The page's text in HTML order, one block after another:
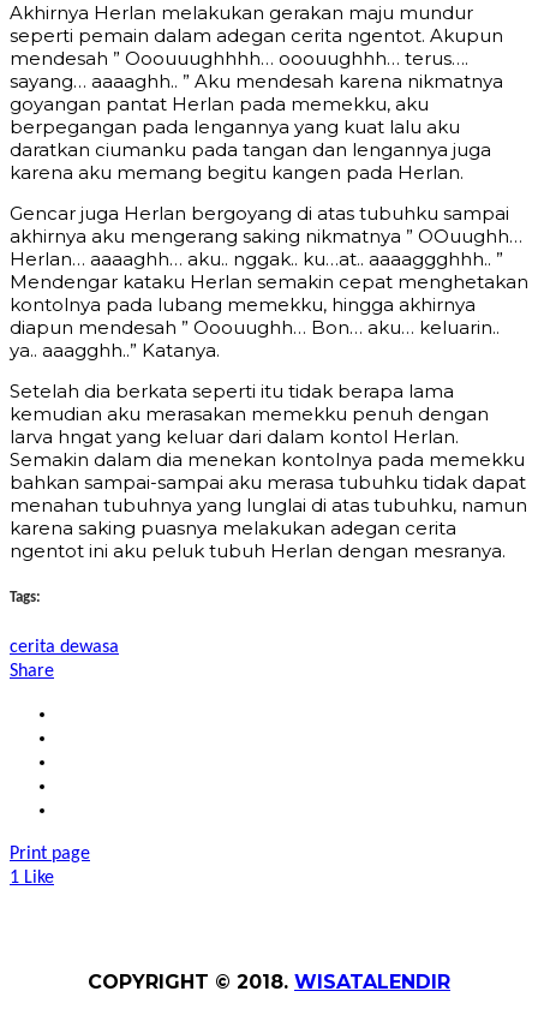
Akhirnya Herlan melakukan gerakan maju mundur
seperti pemain dalam adegan cerita ngentot. Akupun
mendesah ” Ooouuughhhh… ooouughhh… terus….
sayang… aaaaghh.. ” Aku mendesah karena nikmatnya
goyangan pantat Herlan pada memekku, aku
berpegangan pada lengannya yang kuat lalu aku
daratkan ciumanku pada tangan dan lengannya juga
karena aku memang begitu kangen pada Herlan.
Gencar juga Herlan bergoyang di atas tubuhku sampai
akhirnya aku mengerang saking nikmatnya ” OOuughh…
Herlan… aaaaghh… aku.. nggak.. ku…at.. aaaaggghhh.. ”
Mendengar kataku Herlan semakin cepat menghetakan
kontolnya pada lubang memekku, hingga akhirnya
diapun mendesah ” Ooouughh… Bon… aku… keluarin..
ya.. aaagghh..” Katanya.
Setelah dia berkata seperti itu tidak berapa lama
kemudian aku merasakan memekku penuh dengan
larva hngat yang keluar dari dalam kontol Herlan.
Semakin dalam dia menekan kontolnya pada memekku
bahkan sampai-sampai aku merasa tubuhku tidak dapat
menahan tubuhnya yang lunglai di atas tubuhku, namun
karena saking puasnya melakukan adegan cerita
ngentot ini aku peluk tubuh Herlan dengan mesranya.
Tags:
cerita dewasa
Share
Print page
1 Like
COPYRIGHT © 2018. WISATALENDIR